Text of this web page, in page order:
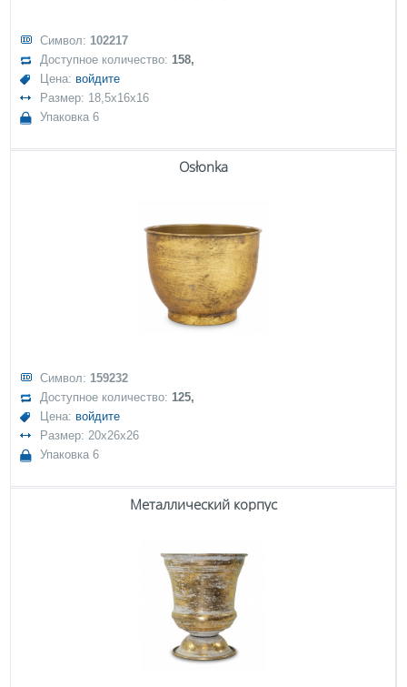
Символ: 102217
Доступное количество:158,
Цена: войдите
Размер: 18,5x16x16
Упаковка 6
Osłonka
Символ: 159232
Доступное количество:125,
Цена: войдите
Размер: 20x26x26
Упаковка 6
Металлический корпус